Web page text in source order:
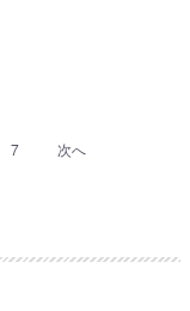
7 次へ